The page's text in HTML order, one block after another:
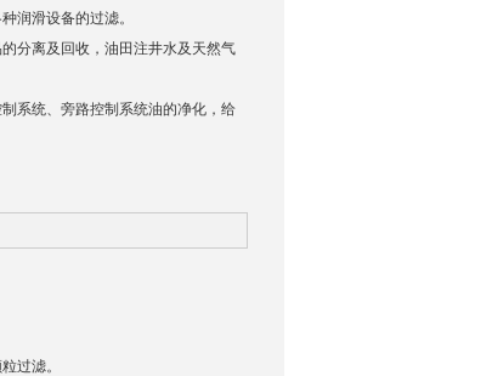
润滑设备的过滤。
分离及回收，油田注井水及天然气
系统、旁路控制系统油的净化，给
过滤。